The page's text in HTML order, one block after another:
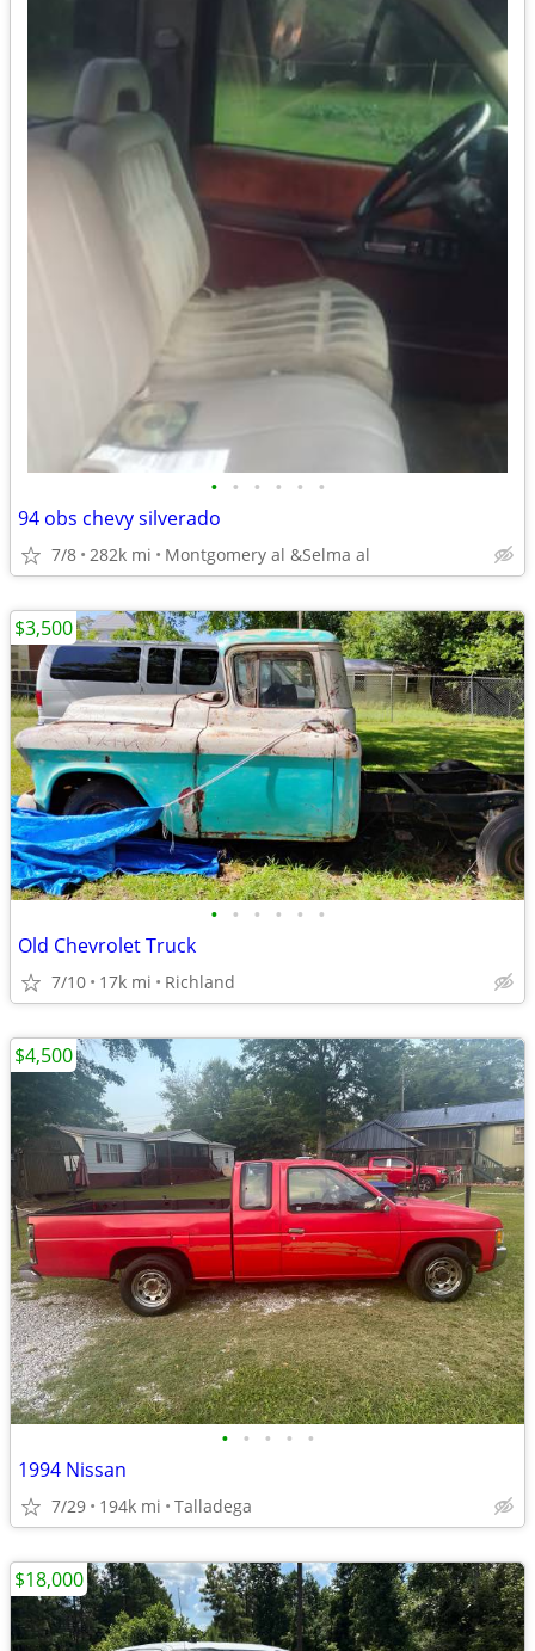
• • • • • •
94 obs chevy silverado
7/8 282k mi Montgomery al &Selma al
• • • • • •
Old Chevrolet Truck
7/10 17k mi Richland
$3,500
• • • • •
1994 Nissan
7/29 194k mi Talladega
$4,500
$18,000